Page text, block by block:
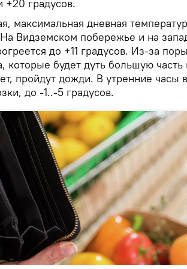
+20 градусов.
максимальная дневная
На Видземском побережье и на
до +11 градусов. Из-за
которые будет дуть большую часть
пройдут дожди. В утренние часы
до -1..-5 градусов.